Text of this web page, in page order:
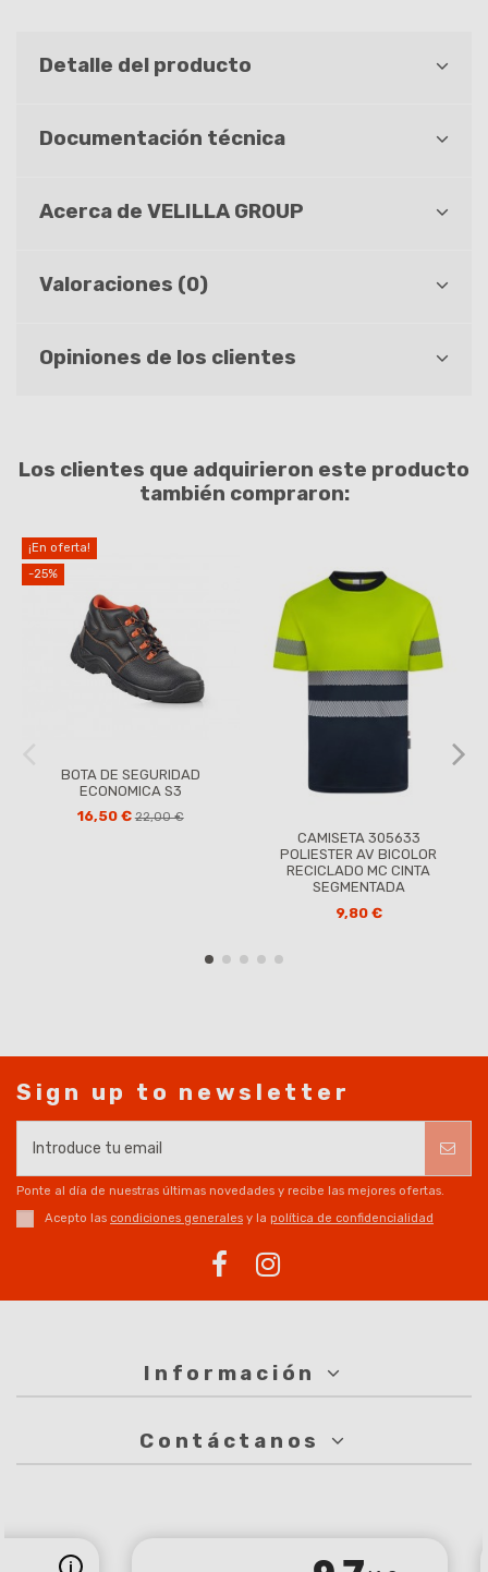
Detalle del producto
Documentación técnica
Acerca de VELILLA GROUP
Valoraciones (0)
Opiniones de los clientes
Los clientes que adquirieron este producto
también compraron:
¡En oferta!
-25%
BOTA DE SEGURIDAD
ECONOMICA S3
16,50 €22,00 €
CAMISETA 305633
POLIESTER AV BICOLOR
RECICLADO MC CINTA
SEGMENTADA
9,80 €
Sign up to newsletter
Ponte al día de nuestras últimas novedades y recibe las mejores ofertas.
Acepto las condiciones generales y la política de confidencialidad
Información
Contáctanos